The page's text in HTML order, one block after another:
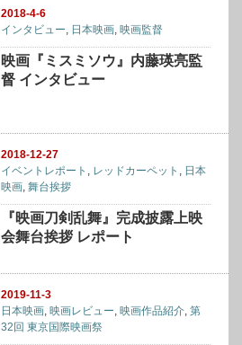
2018-4-6
インタビュー, 日本映画,映画監督
映画『ミスミソウ』内藤瑛亮監
督 インタビュー
2018-12-27
イベントレポート , レッドカーペット , 日本
映画,舞台挨拶
『映画刀剣乱舞』完成披露上映
会舞台挨拶 レポート
2019-11-3
日本映画,映画レビュー,映画作品紹介,第
32回 東京国際映画祭